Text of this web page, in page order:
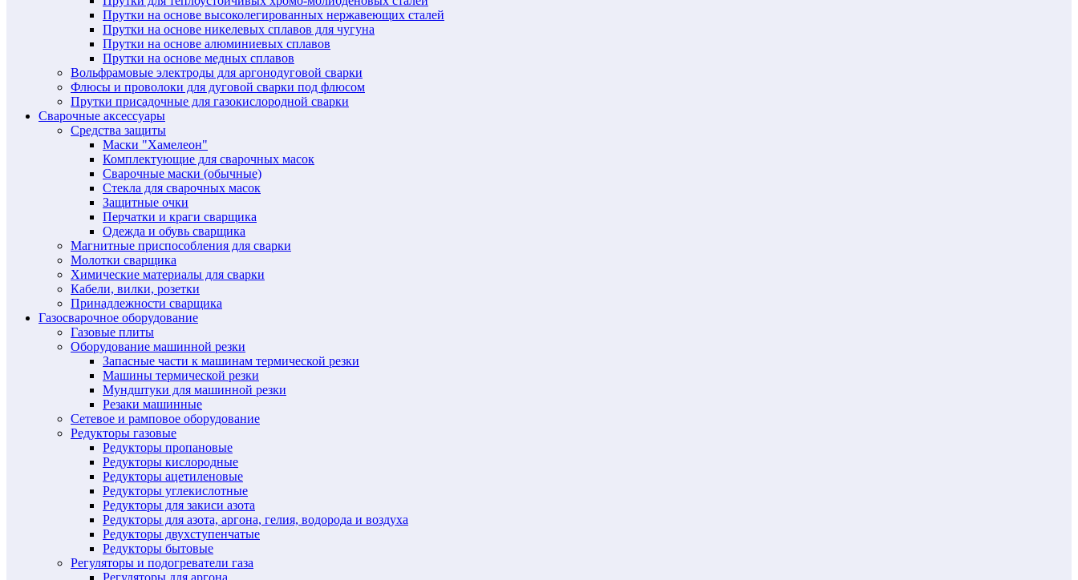
Прутки на основе высоколегированных нержавеющих сталей
Прутки на основе никелевых сплавов для чугуна
Прутки на основе алюминиевых сплавов
Прутки на основе медных сплавов
Вольфрамовые электроды для аргонодуговой сварки
Флюсы и проволоки для дуговой сварки под флюсом
Прутки присадочные для газокислородной сварки
Сварочные аксессуары
Средства защиты
Маски "Хамелеон"
Комплектующие для сварочных масок
Сварочные маски (обычные)
Стекла для сварочных масок
Защитные очки
Перчатки и краги сварщика
Одежда и обувь сварщика
Магнитные приспособления для сварки
Молотки сварщика
Химические материалы для сварки
Кабели, вилки, розетки
Принадлежности сварщика
Газосварочное оборудование
Газовые плиты
Оборудование машинной резки
Запасные части к машинам термической резки
Машины термической резки
Мундштуки для машинной резки
Резаки машинные
Сетевое и рамповое оборудование
Редукторы газовые
Редукторы пропановые
Редукторы кислородные
Редукторы ацетиленовые
Редукторы углекислотные
Редукторы для закиси азота
Редукторы для азота, аргона, гелия, водорода и воздуха
Редукторы двухступенчатые
Редукторы бытовые
Регуляторы и подогреватели газа
Регуляторы для аргона